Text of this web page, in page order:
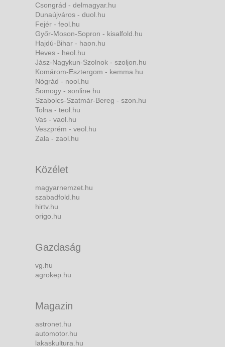
Csongrád - delmagyar.hu
Dunaújváros - duol.hu
Fejér - feol.hu
Győr-Moson-Sopron - kisalfold.hu
Hajdú-Bihar - haon.hu
Heves - heol.hu
Jász-Nagykun-Szolnok - szoljon.hu
Komárom-Esztergom - kemma.hu
Nógrád - nool.hu
Somogy - sonline.hu
Szabolcs-Szatmár-Bereg - szon.hu
Tolna - teol.hu
Vas - vaol.hu
Veszprém - veol.hu
Zala - zaol.hu
Közélet
magyarnemzet.hu
szabadfold.hu
hirtv.hu
origo.hu
Gazdaság
vg.hu
agrokep.hu
Magazin
astronet.hu
automotor.hu
lakaskultura.hu